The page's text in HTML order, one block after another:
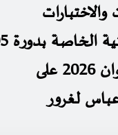
والاختبارات
و06 من شهر جوان 2026 على
لغرور